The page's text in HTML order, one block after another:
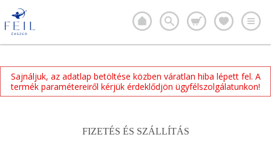
Sajnáljuk, az adatlap betöltése közben váratlan hiba lépett fel. A
termék paramétereiről kérjük érdeklődjön ügyfélszolgálatunkon!
FIZETÉS ÉS SZÁLLÍTÁS